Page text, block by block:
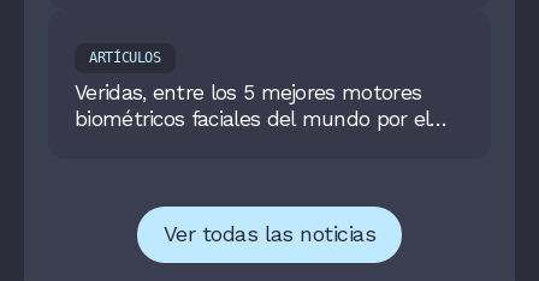
ARTÍCULOS
Veridas, entre los 5 mejores motores
biométricos faciales del mundo por el
Ver todas las noticias